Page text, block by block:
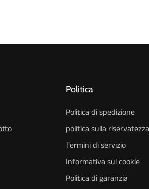
Politica
Politica di spedizione
politica sulla riservatezza
Termini di servizio
Informativa sui cookie
Politica di garanzia